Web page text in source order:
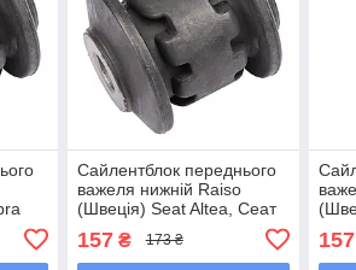
10-
Сайлентблок переднього
важеля нижній Raiso
(Швеція) Seat Altea, Сеат
Альтеа 04- #RL-1K0182E
UAQRGLD7
157₴ 173 ₴ 157